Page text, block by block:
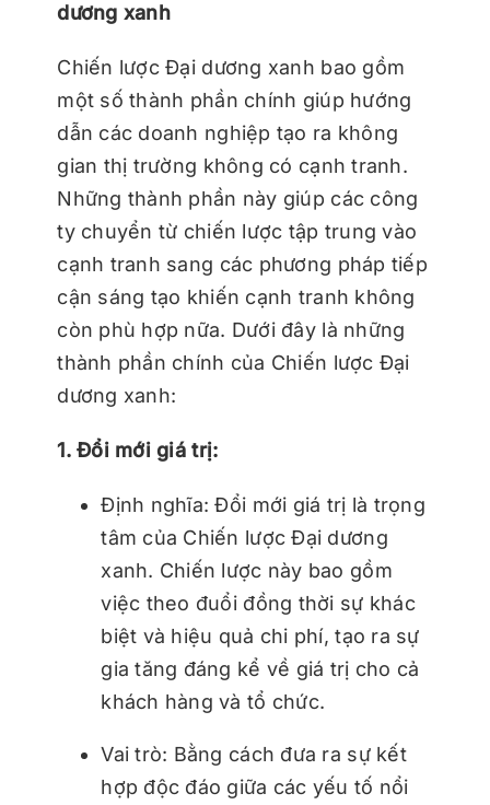
dương xanh
Chiến lược Đại dương xanh bao gồm
một số thành phần chính giúp hướng
dẫn các doanh nghiệp tạo ra không
gian thị trường không có cạnh tranh.
Những thành phần này giúp các công
ty chuyển từ chiến lược tập trung vào
cạnh tranh sang các phương pháp tiếp
cận sáng tạo khiến cạnh tranh không
còn phù hợp nữa. Dưới đây là những
thành phần chính của Chiến lược Đại
dương xanh:
1. Đổi mới giá trị:
Định nghĩa: Đổi mới giá trị là trọng
tâm của Chiến lược Đại dương
xanh. Chiến lược này bao gồm
việc theo đuổi đồng thời sự khác
biệt và hiệu quả chi phí, tạo ra sự
gia tăng đáng kể về giá trị cho cả
khách hàng và tổ chức.
Vai trò: Bằng cách đưa ra sự kết
hợp độc đáo giữa các yếu tố nổi